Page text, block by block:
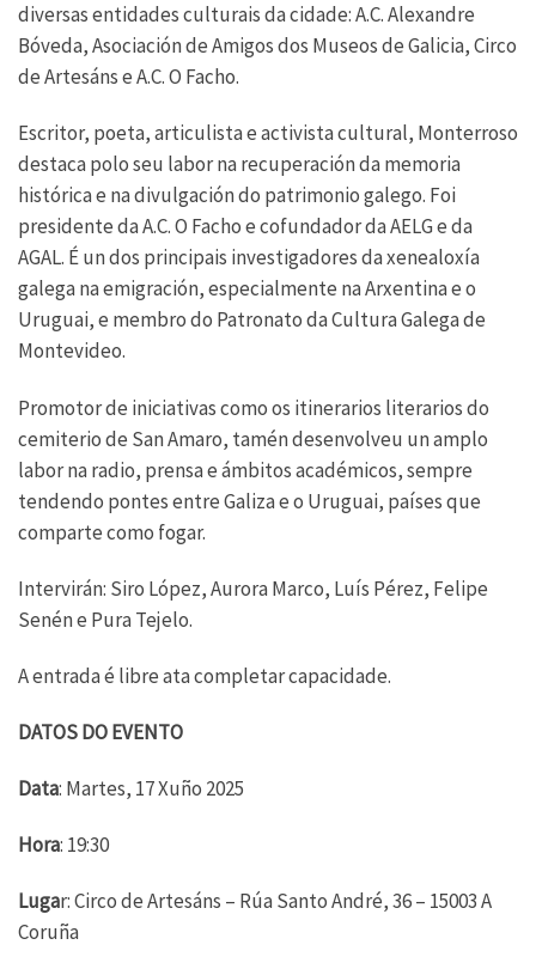
diversas entidades culturais da cidade: A.C. Alexandre
Bóveda, Asociación de Amigos dos Museos de Galicia, Circo
de Artesáns e A.C. O Facho.
Escritor, poeta, articulista e activista cultural, Monterroso
destaca polo seu labor na recuperación da memoria
histórica e na divulgación do patrimonio galego. Foi
presidente da A.C. O Facho e cofundador da AELG e da
AGAL. É un dos principais investigadores da xenealoxía
galega na emigración, especialmente na Arxentina e o
Uruguai, e membro do Patronato da Cultura Galega de
Montevideo.
Promotor de iniciativas como os itinerarios literarios do
cemiterio de San Amaro, tamén desenvolveu un amplo
labor na radio, prensa e ámbitos académicos, sempre
tendendo pontes entre Galiza e o Uruguai, países que
comparte como fogar.
Intervirán: Siro López, Aurora Marco, Luís Pérez, Felipe
Senén e Pura Tejelo.
A entrada é libre ata completar capacidade.
DATOS DO EVENTO
Data: Martes, 17 Xuño 2025
Hora: 19:30
Lugar: Circo de Artesáns – Rúa Santo André, 36 – 15003 A
Coruña